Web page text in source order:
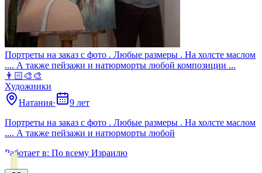
Портреты на заказ с фото . Любые размеры . На холсте маслом
.... А также пейзажи и натюрморты любой композиции ...
👨🏻‍🎨🎨
Художники
Натания·
9 лет
Портреты на заказ с фото . Любые размеры . На холсте маслом
.... А также пейзажи и натюрморты любой
Работает в: По всему Израилю